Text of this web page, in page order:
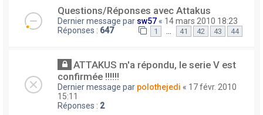
Questions/Réponses avec Attakus
Dernier message par sw57 « 14 mars 2010 18:23
Réponses : 647 1 41 42 43 44
ATTAKUS m'a répondu, le serie V est
confirmée !!!!!!
Dernier message par polothejedi « 17 févr. 2010
15:11
Réponses : 2